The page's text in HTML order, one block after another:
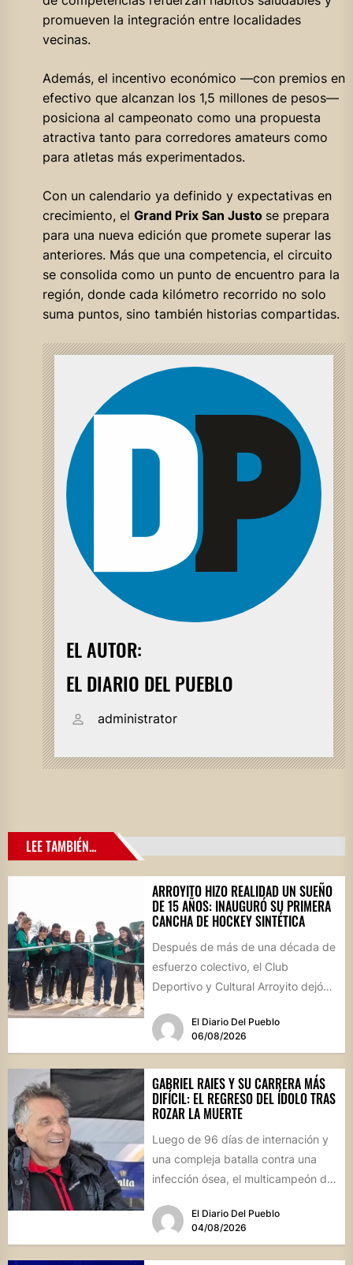
promueven la integración entre localidades
vecinas.
Además, el incentivo económico —con premios en
efectivo que alcanzan los 1,5 millones de pesos—
posiciona al campeonato como una propuesta
atractiva tanto para corredores amateurs como
para atletas más experimentados.
Con un calendario ya definido y expectativas en
crecimiento, el Grand Prix San Justo se prepara
para una nueva edición que promete superar las
anteriores. Más que una competencia, el circuito
se consolida como un punto de encuentro para la
región, donde cada kilómetro recorrido no solo
suma puntos, sino también historias compartidas.
EL AUTOR:
EL DIARIO DEL PUEBLO
administrator
LEE TAMBIÉN...
ARROYITO HIZO REALIDAD UN SUEÑO
DE 15 AÑOS: INAUGURÓ SU PRIMERA
CANCHA DE HOCKEY SINTÉTICA
Después de más de una década de
esfuerzo colectivo, el Club
Deportivo y Cultural Arroyito dejó
cancha...El Diario Del Pueblo
06/08/2026
GABRIEL RAIES Y SU CARRERA MÁS
DIFÍCIL: EL REGRESO DEL ÍDOLO TRAS
ROZAR LA MUERTE
Luego de 96 días de internación y
una compleja batalla contra una
infección ósea, el multicampeón de
El Diario Del Pueblo
04/08/2026